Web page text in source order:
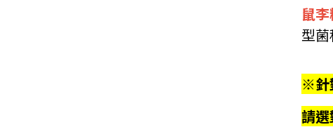
鼠
型菌
※針
請